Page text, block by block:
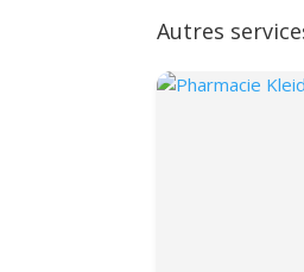
Autres